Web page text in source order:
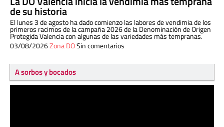
de su historia
El lunes 3 de agosto ha dado comienzo las labores de vendimia de los
primeros racimos de la campaña 2026 de la Denominación de Origen
Protegida Valencia con algunas de las variedades más tempranas.
03/08/2026Zona DOSin comentarios
A sorbos y bocados